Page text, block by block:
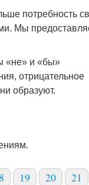
потребность
Мы
«не» и «бы»
отрицательное
образуют.
19 20
21